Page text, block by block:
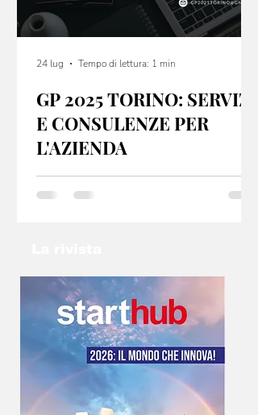
GP 2025 TORINO: SERVIZI
E CONSULENZE PER
L'AZIENDA
GP 2025 Torino offre servizi e consulenze per
startup e PMI, sia dal punto di vista fiscale che
24 lug Tempo di lettura: 1 min